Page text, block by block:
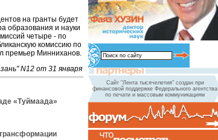
на гранты будет
образования и науки
четыре - по
комиссию по
премьер Минниханов.
N12 от 31 января
«Туймаада»
Сайт "Лента тысячелетия" создан при
финансовой поддержке Федерального агентства
по печати и массовым коммуникациям